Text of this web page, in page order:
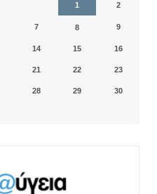
1 2
7 8 9
14 15 16
21 22 23
28 29 30